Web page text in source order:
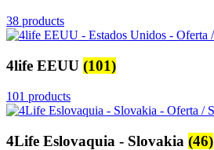
38 products
4life EEUU (101)
101 products
4Life Eslovaquia - Slovakia (46)